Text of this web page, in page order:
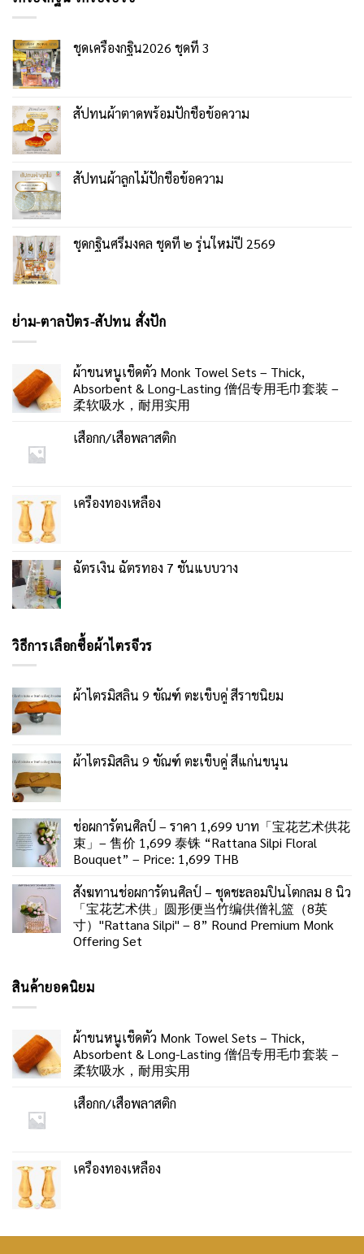
ชุดเครื่องกฐิน2026 ชุดที่ 3
สัปทนผ้าตาดพร้อมปักชื่อข้อความ
สัปทนผ้าลูกไม้ปักชื่อข้อความ
ชุดกฐินศรีมงคล ชุดที่ ๒ รุ่นใหม่ปี 2569
ย่าม-ตาลปัตร-สัปทน สั่งปัก
ผ้าขนหนูเช็ดตัว Monk Towel Sets – Thick,
Absorbent & Long-Lasting 僧侣专用毛巾套装 –
柔软吸水，耐用实用
เสื่อกก/เสื่อพลาสติก
เครื่องทองเหลือง
ฉัตรเงิน ฉัตรทอง 7 ชั้นแบบวาง
วิธีการเลือกซื้อผ้าไตรจีวร
ผ้าไตรมิสลิน 9 ขัณฑ์ ตะเข็บคู่ สีราชนิยม
ผ้าไตรมิสลิน 9 ขัณฑ์ ตะเข็บคู่ สีแก่นขนุน
ช่อผการัตนศิลป์ – ราคา 1,699 บาท「宝花艺术供花
束」– 售价 1,699 泰铢 “Rattana Silpi Floral
Bouquet” – Price: 1,699 THB
สังฆทานช่อผการัตนศิลป์ – ชุดชะลอมปิ่นโตกลม 8 นิ้ว
「宝花艺术供」圆形便当竹编供僧礼篮（8英
寸）"Rattana Silpi" – 8” Round Premium Monk
Offering Set
สินค้ายอดนิยม
ผ้าขนหนูเช็ดตัว Monk Towel Sets – Thick,
Absorbent & Long-Lasting 僧侣专用毛巾套装 –
柔软吸水，耐用实用
เสื่อกก/เสื่อพลาสติก
เครื่องทองเหลือง